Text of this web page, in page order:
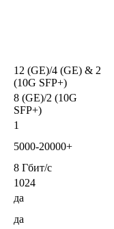
12 (GE)/4 (GE) & 2
(10G SFP+)
8 (GE)/2 (10G
SFP+)
1
5000-20000+
8 Гбит/с
1024
да
да